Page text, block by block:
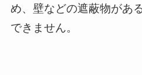
め、壁などの遮蔽物があ
できません。